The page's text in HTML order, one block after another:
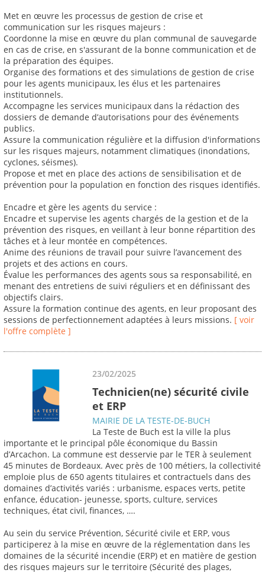
Met en œuvre les processus de gestion de crise et
communication sur les risques majeurs :
Coordonne la mise en œuvre du plan communal de sauvegarde
en cas de crise, en s'assurant de la bonne communication et de
la préparation des équipes.
Organise des formations et des simulations de gestion de crise
pour les agents municipaux, les élus et les partenaires
institutionnels.
Accompagne les services municipaux dans la rédaction des
dossiers de demande d’autorisations pour des événements
publics.
Assure la communication régulière et la diffusion d'informations
sur les risques majeurs, notamment climatiques (inondations,
cyclones, séismes).
Propose et met en place des actions de sensibilisation et de
prévention pour la population en fonction des risques identifiés.
Encadre et gère les agents du service :
Encadre et supervise les agents chargés de la gestion et de la
prévention des risques, en veillant à leur bonne répartition des
tâches et à leur montée en compétences.
Anime des réunions de travail pour suivre l’avancement des
projets et des actions en cours.
Évalue les performances des agents sous sa responsabilité, en
menant des entretiens de suivi réguliers et en définissant des
objectifs clairs.
Assure la formation continue des agents, en leur proposant des
sessions de perfectionnement adaptées à leurs missions. [ voir
l'offre complète ]
23/02/2025
Technicien(ne) sécurité civile
et ERP
MAIRIE DE LA TESTE-DE-BUCH
La Teste de Buch est la ville la plus
importante et le principal pôle économique du Bassin
d’Arcachon. La commune est desservie par le TER à seulement
45 minutes de Bordeaux. Avec près de 100 métiers, la collectivité
emploie plus de 650 agents titulaires et contractuels dans des
domaines d’activités variés : urbanisme, espaces verts, petite
enfance, éducation- jeunesse, sports, culture, services
techniques, état civil, finances, ….
Au sein du service Prévention, Sécurité civile et ERP, vous
participerez à la mise en œuvre de la réglementation dans les
domaines de la sécurité incendie (ERP) et en matière de gestion
des risques majeurs sur le territoire (Sécurité des plages,